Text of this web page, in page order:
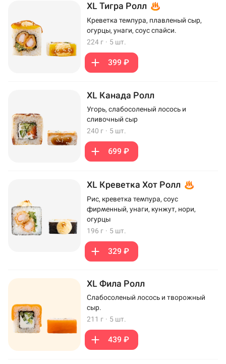
XL Тигра Ролл
Креветка темпура, плавленый сыр,
огурцы, унаги, соус спайси.
224 г · 5 шт.
399 ₽
XL Канада Ролл
Угорь, слабосоленый лосось и
сливочный сыр
240 г · 5 шт.
699 ₽
XL Креветка Хот Ролл
Рис, креветка темпура, соус
фирменный, унаги, кунжут, нори,
огурцы
196 г · 5 шт.
329 ₽
XL Фила Ролл
Слабосоленый лосось и творожный
сыр.
211 г · 5 шт.
439 ₽